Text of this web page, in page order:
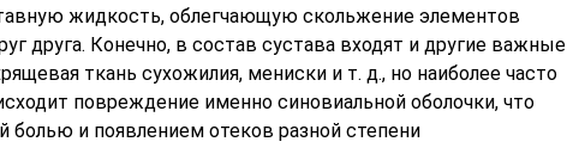
жидкость, облегчающую скольжение элементов
друга. Конечно, в состав сустава входят и другие важные
ткань сухожилия, мениски и т. д., но наиболее часто
повреждение именно синовиальной оболочки, что
болью и появлением отеков разной степени